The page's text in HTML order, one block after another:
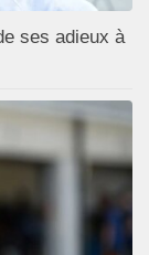
ses adieux à